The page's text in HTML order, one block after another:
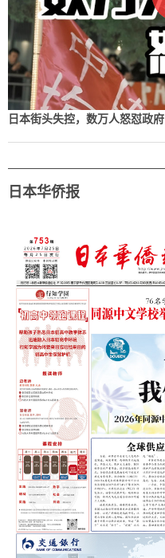
日本街头失控，数万人怒怼政府
日本华侨报